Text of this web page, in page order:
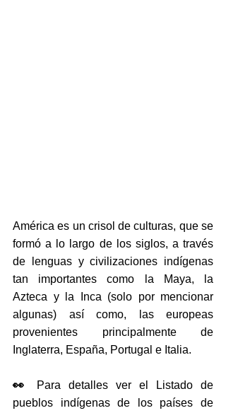
América es un crisol de culturas, que se
formó a lo largo de los siglos, a través
de lenguas y civilizaciones indígenas
tan importantes como la Maya, la
Azteca y la Inca (solo por mencionar
algunas) así como, las europeas
provenientes principalmente de
Inglaterra, España, Portugal e Italia.
👀
Para detalles ver el Listado de
pueblos indígenas de los países de